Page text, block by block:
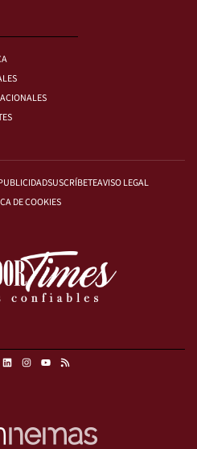
SUSCRÍBETEAVISO LEGAL
DE COOKIES
LinkedinInstagram